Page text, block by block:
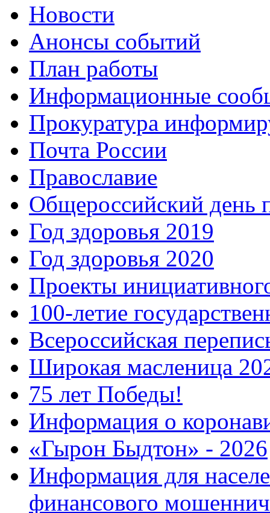
Новости
Анонсы событий
План работы
Информационные
Прокуратура
Почта России
Православие
Общероссийский день
Год здоровья 2019
Год здоровья 2020
Проекты
100-летие
Всероссийская
Широкая масленица
75 лет Победы!
Информация о
«Гырон Быдтон» - 2026
Информация для
финансового